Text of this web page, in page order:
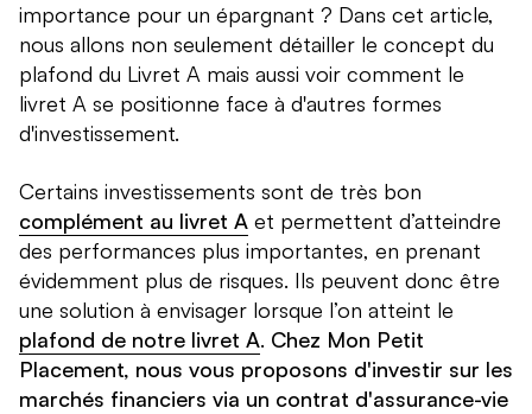
importance pour un épargnant ? Dans cet article,
nous allons non seulement détailler le concept du
plafond du Livret A mais aussi voir comment le
livret A se positionne face à d'autres formes
d'investissement.
Certains investissements sont de très bon
complément au livret A et permettent d’atteindre
des performances plus importantes, en prenant
évidemment plus de risques. Ils peuvent donc être
une solution à envisager lorsque l’on atteint le
plafond de notre livret A. Chez Mon Petit
Placement, nous vous proposons d'investir sur les
marchés financiers via un contrat d'assurance-vie